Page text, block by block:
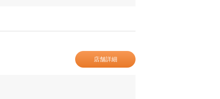
店舗詳細